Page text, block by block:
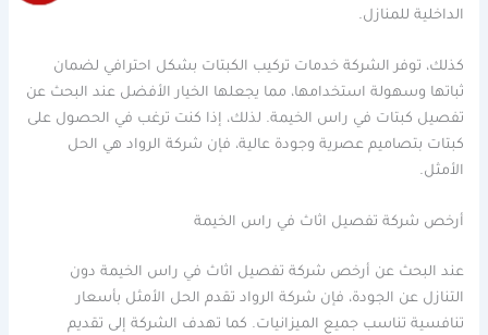
الداخلية للمنازل.
كذلك، توفر الشركة خدمات تركيب الكبتات بشكل احترافي لضمان
ثباتها وسهولة استخدامها، مما يجعلها الخيار الأفضل عند البحث عن
تفصيل كبتات في راس الخيمة. لذلك، إذا كنت ترغب في الحصول على
كبتات بتصاميم عصرية وجودة عالية، فإن شركة الرواد هي الحل
الأمثل.
أرخص شركة تفصيل اثاث في راس الخيمة
عند البحث عن أرخص شركة تفصيل اثاث في راس الخيمة دون
التنازل عن الجودة، فإن شركة الرواد تقدم الحل الأمثل بأسعار
تنافسية تناسب جميع الميزانيات. كما تهدف الشركة إلى تقديم